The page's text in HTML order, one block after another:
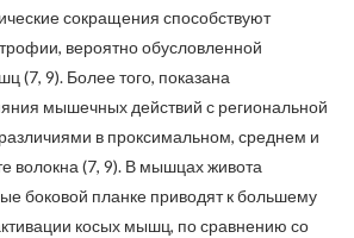
сокращения способствуют
вероятно обусловленной
(7, 9). Более того, показана
мышечных действий с региональной
в проксимальном, среднем и
волокна (7, 9). В мышцах живота
боковой планке приводят к большему
косых мышц, по сравнению со